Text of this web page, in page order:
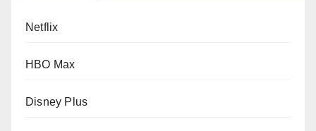
Netflix
HBO Max
Disney Plus